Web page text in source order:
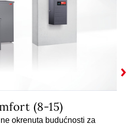
(8-15)
okrenuta budućnosti za